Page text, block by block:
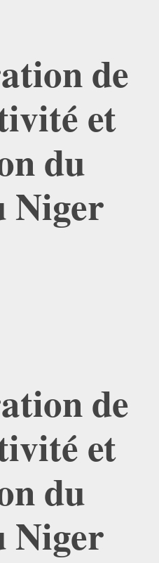
de
et
du
Niger
de
et
du
Niger